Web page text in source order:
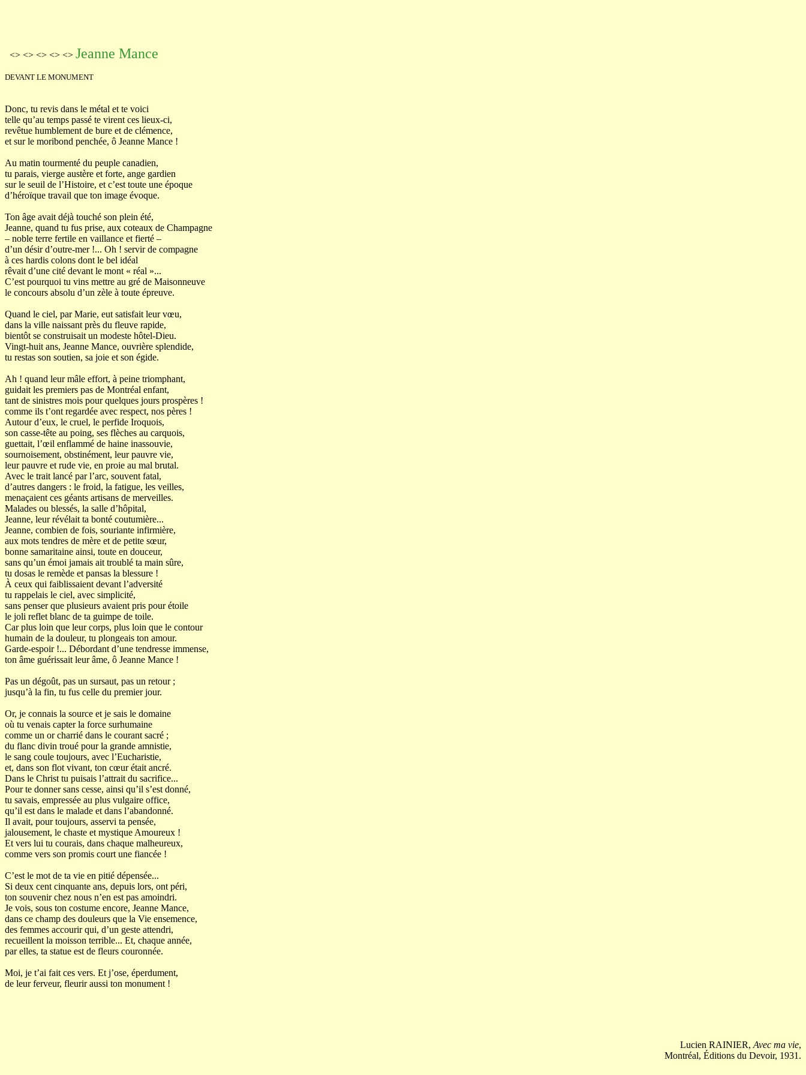
<> <> <> <> <> Jeanne Mance
DEVANT LE MONUMENT
Donc, tu revis dans le métal et te voici
telle qu’au temps passé te virent ces lieux-ci,
revêtue humblement de bure et de clémence,
et sur le moribond penchée, ô Jeanne Mance !
Au matin tourmenté du peuple canadien,
tu parais, vierge austère et forte, ange gardien
sur le seuil de l’Histoire, et c’est toute une époque
d’héroïque travail que ton image évoque.
Ton âge avait déjà touché son plein été,
Jeanne, quand tu fus prise, aux coteaux de Champagne
– noble terre fertile en vaillance et fierté –
d’un désir d’outre-mer !... Oh ! servir de compagne
à ces hardis colons dont le bel idéal
rêvait d’une cité devant le mont « réal »...
C’est pourquoi tu vins mettre au gré de Maisonneuve
le concours absolu d’un zèle à toute épreuve.
Quand le ciel, par Marie, eut satisfait leur vœu,
dans la ville naissant près du fleuve rapide,
bientôt se construisait un modeste hôtel-Dieu.
Vingt-huit ans, Jeanne Mance, ouvrière splendide,
tu restas son soutien, sa joie et son égide.
Ah ! quand leur mâle effort, à peine triomphant,
guidait les premiers pas de Montréal enfant,
tant de sinistres mois pour quelques jours prospères !
comme ils t’ont regardée avec respect, nos pères !
Autour d’eux, le cruel, le perfide Iroquois,
son casse-tête au poing, ses flèches au carquois,
guettait, l’œil enflammé de haine inassouvie,
sournoisement, obstinément, leur pauvre vie,
leur pauvre et rude vie, en proie au mal brutal.
Avec le trait lancé par l’arc, souvent fatal,
d’autres dangers : le froid, la fatigue, les veilles,
menaçaient ces géants artisans de merveilles.
Malades ou blessés, la salle d’hôpital,
Jeanne, leur révélait ta bonté coutumière...
Jeanne, combien de fois, souriante infirmière,
aux mots tendres de mère et de petite sœur,
bonne samaritaine ainsi, toute en douceur,
sans qu’un émoi jamais ait troublé ta main sûre,
tu dosas le remède et pansas la blessure !
À ceux qui faiblissaient devant l’adversité
tu rappelais le ciel, avec simplicité,
sans penser que plusieurs avaient pris pour étoile
le joli reflet blanc de ta guimpe de toile.
Car plus loin que leur corps, plus loin que le contour
humain de la douleur, tu plongeais ton amour.
Garde-espoir !... Débordant d’une tendresse immense,
ton âme guérissait leur âme, ô Jeanne Mance !
Pas un dégoût, pas un sursaut, pas un retour ;
jusqu’à la fin, tu fus celle du premier jour.
Or, je connais la source et je sais le domaine
où tu venais capter la force surhumaine
comme un or charrié dans le courant sacré ;
du flanc divin troué pour la grande amnistie,
le sang coule toujours, avec l’Eucharistie,
et, dans son flot vivant, ton cœur était ancré.
Dans le Christ tu puisais l’attrait du sacrifice...
Pour te donner sans cesse, ainsi qu’il s’est donné,
tu savais, empressée au plus vulgaire office,
qu’il est dans le malade et dans l’abandonné.
Il avait, pour toujours, asservi ta pensée,
jalousement, le chaste et mystique Amoureux !
Et vers lui tu courais, dans chaque malheureux,
comme vers son promis court une fiancée !
C’est le mot de ta vie en pitié dépensée...
Si deux cent cinquante ans, depuis lors, ont péri,
ton souvenir chez nous n’en est pas amoindri.
Je vois, sous ton costume encore, Jeanne Mance,
dans ce champ des douleurs que la Vie ensemence,
des femmes accourir qui, d’un geste attendri,
recueillent la moisson terrible... Et, chaque année,
par elles, ta statue est de fleurs couronnée.
Moi, je t’ai fait ces vers. Et j’ose, éperdument,
de leur ferveur, fleurir aussi ton monument !
Lucien RAINIER, Avec ma vie,
Montréal, Éditions du Devoir, 1931.